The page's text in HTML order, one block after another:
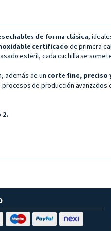
de forma clásica,
certificado de primera
estéril, cada cuchilla se
además de un corte fino, preciso
procesos de producción avanzados
2.